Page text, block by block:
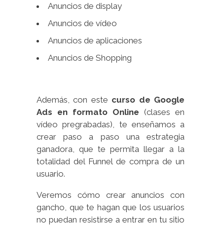
Anuncios de display
Anuncios de vídeo
Anuncios de aplicaciones
Anuncios de Shopping
Además, con este curso de Google
Ads en formato Online (clases en
vídeo pregrabadas), te enseñamos a
crear paso a paso una estrategia
ganadora, que te permita llegar a la
totalidad del Funnel de compra de un
usuario.
Veremos cómo crear anuncios con
gancho, que te hagan que los usuarios
no puedan resistirse a entrar en tu sitio